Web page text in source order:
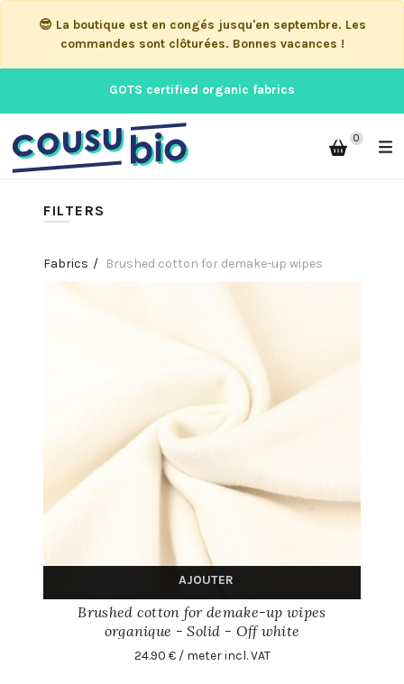
😎 La boutique est en congés jusqu'en septembre. Les
commandes sont clôturées. Bonnes vacances !
GOTS certified organic fabrics
0
FILTERS
Fabrics Brushed cotton for demake-up wipes
AJOUTER
Brushed cotton for demake-up wipes
organique - Solid - Off white
24.90 € / meter incl. VAT